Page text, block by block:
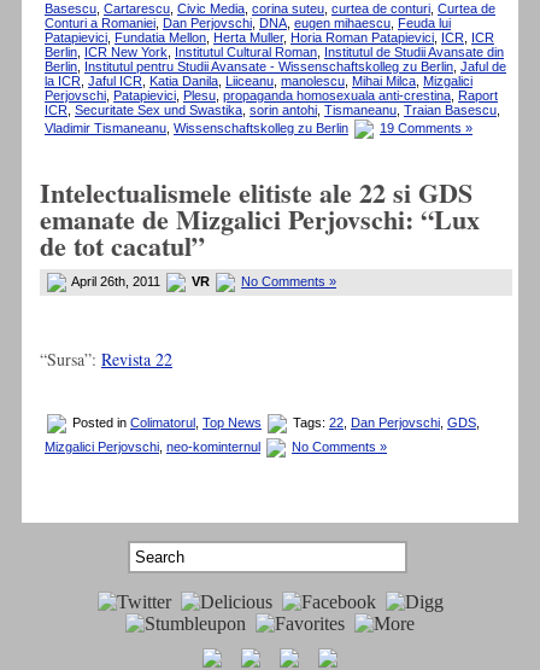
Basescu Cartarescu Civic Media corina suteu curtea de conturi Curtea de
Conturi a Romaniei
Dan Perjovschi DNA eugen mihaescu
Feuda lui
Patapievici
Fundatia Mellon Herta Muller, Horia Roman Patapievici ICR
ICR
Berlin
ICR New York Institutul Cultural Roman
Institutul de Studii Avansate din
Berlin
Institutul pentru Studii Avansate - Wissenschaftskolleg zu Berlin Jaful de
la ICR Jaful ICR Katia Danila Liiceanu manolescu Mihai Milca Mizgalici
Perjovschi
Patapievici Plesu propaganda homosexuala anti-crestina
Raport
ICR Securitate Sex und Swastika sorin antohi Tismaneanu Traian Basescu
Vladimir Tismaneanu Wissenschaftskolleg zu Berlin 19 Comments »
Intelectualismele elitiste ale 22 si GDS
emanate de Mizgalici Perjovschi: “Lux
de tot cacatul”
April 26th, 2011 VR No Comments »
“Sursa”: Revista 22
Posted in Colimatorul Top News Tags: 22 Dan Perjovschi GDS
Mizgalici Perjovschi neo-kominternul No Comments »